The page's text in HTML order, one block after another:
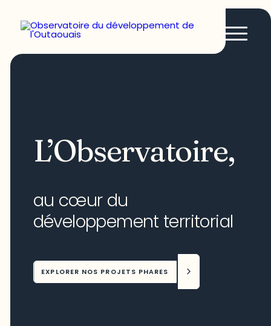
L’Observatoire,
au cœur du
développement territorial
EXPLORER NOS PROJETS PHARES